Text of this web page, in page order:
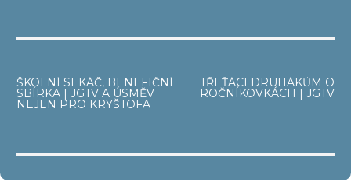
NAVIGACE
PRO
ŠKOLNÍ SEKÁČ, BENEFIČNÍ
SBÍRKA | JGTV A ÚSMĚV
NEJEN PRO KRYŠTOFA
TŘEŤÁCI DRUHÁKŮM O
ROČNÍKOVKÁCH | JGTV